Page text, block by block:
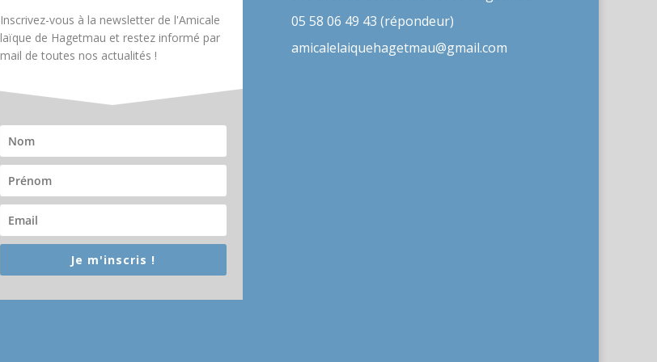
Inscrivez-vous à la newsletter de l'Amicale
laïque de Hagetmau et restez informé par
mail de toutes nos actualités !
Je m'inscris !
05 58 06 49 43 (répondeur)
amicalelaiquehagetmau@gmail.com